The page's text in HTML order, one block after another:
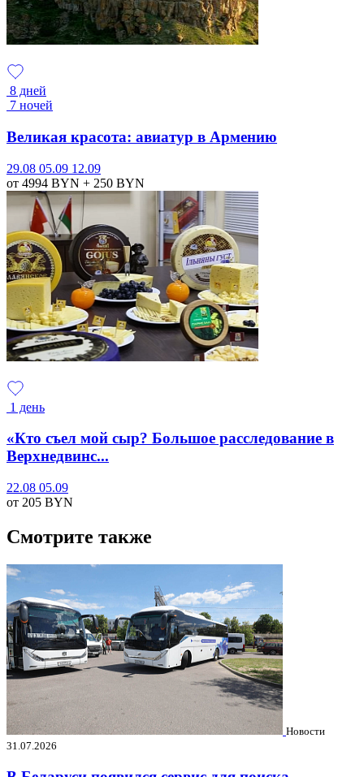
8 дней
7 ночей
Великая красота: авиатур в Армению
29.08 05.09 12.09
от 4994 BYN + 250 BYN
1 день
«Кто съел мой сыр? Большое расследование в
Верхнедвинс...
22.08 05.09
от 205 BYN
Смотрите также
Новости
31.07.2026